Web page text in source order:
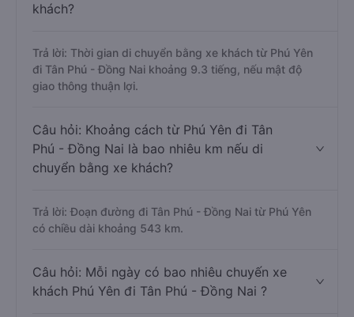
khách?
Trả lời: Thời gian di chuyển bằng xe khách từ Phú Yên
đi Tân Phú - Đồng Nai khoảng 9.3 tiếng, nếu mật độ
giao thông thuận lợi.
Câu hỏi: Khoảng cách từ Phú Yên đi Tân
Phú - Đồng Nai là bao nhiêu km nếu di
chuyển bằng xe khách?
Trả lời: Đoạn đường đi Tân Phú - Đồng Nai từ Phú Yên
có chiều dài khoảng 543 km.
Câu hỏi: Mỗi ngày có bao nhiêu chuyến xe
khách Phú Yên đi Tân Phú - Đồng Nai ?